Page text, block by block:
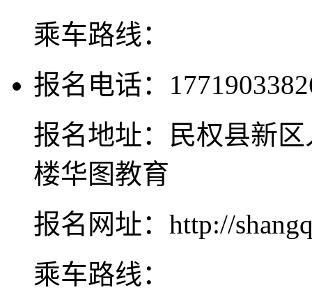
乘车路线：
报名电话：
报名地址：民权县新
楼华图教育
报名网址：http://
乘车路线：